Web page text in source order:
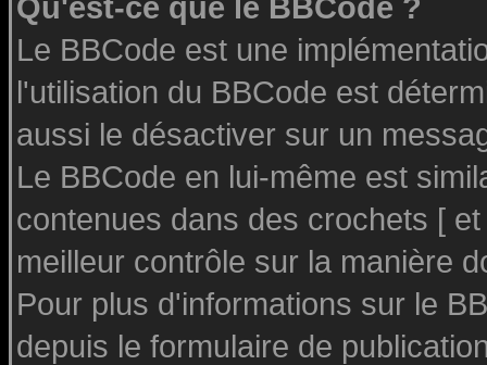
Qu'est-ce que le BBCode ?
Le BBCode est une
l'utilisation du BBCode est
aussi le désactiver sur un
Le BBCode en lui-même est
contenues dans des crochets [
meilleur contrôle sur la manière
Pour plus d'informations sur le
depuis le formulaire de